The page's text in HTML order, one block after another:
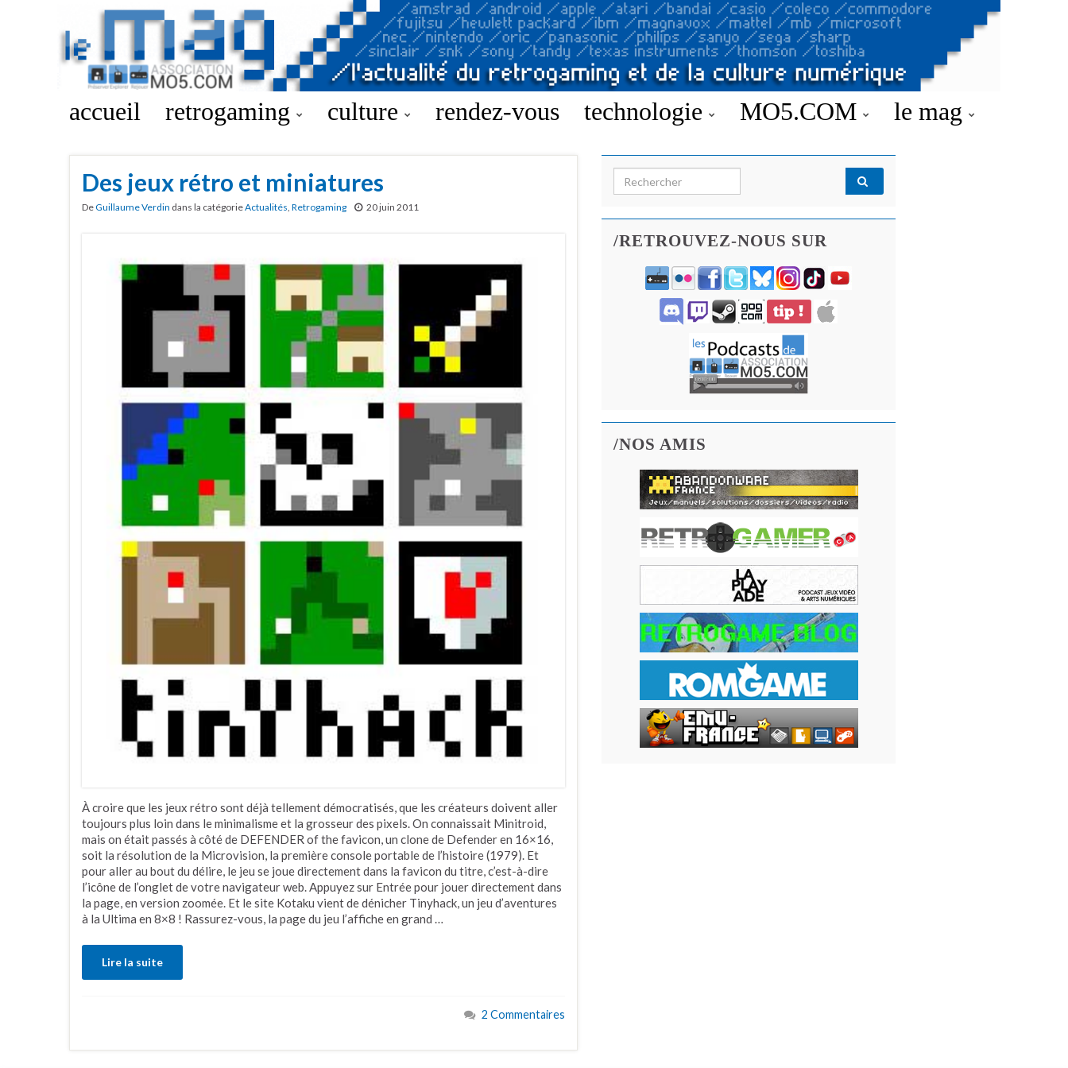
accueil retrogaming culture rendez-vous technologie MO5.COM le mag
Des jeux rétro et miniatures
DeGuillaume Verdin dans la catégorieActualités, Retrogaming 20 juin 2011
À croire que les jeux rétro sont déjà tellement démocratisés, que les créateurs doivent aller
toujours plus loin dans le minimalisme et la grosseur des pixels. On connaissait Minitroid,
mais on était passés à côté de DEFENDER of the favicon, un clone de Defender en 16×16,
soit la résolution de la Microvision, la première console portable de l’histoire (1979). Et
pour aller au bout du délire, le jeu se joue directement dans la favicon du titre, c’est-à-dire
l’icône de l’onglet de votre navigateur web. Appuyez sur Entrée pour jouer directement dans
la page, en version zoomée. Et le site Kotaku vient de dénicher Tinyhack, un jeu d’aventures
à la Ultima en 8×8 ! Rassurez-vous, la page du jeu l’affiche en grand …
Lire la suite
2 Commentaires
Search for:
/RETROUVEZ-NOUS SUR
/NOS AMIS